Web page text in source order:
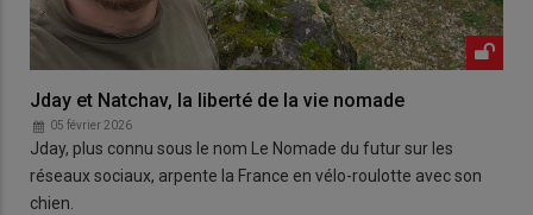
Jday et Natchav, la liberté de la vie nomade
05 février 2026
Jday, plus connu sous le nom Le Nomade du futur sur les
réseaux sociaux, arpente la France en vélo-roulotte avec son
chien.